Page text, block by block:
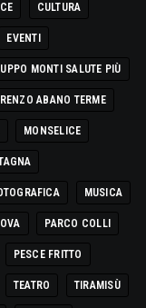
CULTURA
EVENTI
MONTI SALUTE PIÙ
ABANO TERME
MONSELICE
MUSICA
PARCO COLLI
PESCE FRITTO
TEATRO TIRAMISÙ